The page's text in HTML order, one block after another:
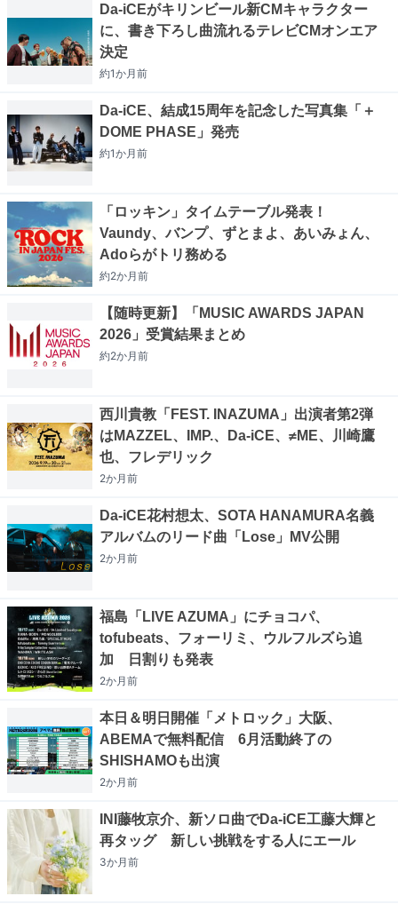
Da-iCEがキリンビール新CMキャラクター
に、書き下ろし曲流れるテレビCMオンエア
決定
約1か月前
Da-iCE、結成15周年を記念した写真集「＋
DOME PHASE」発売
約1か月前
「ロッキン」タイムテーブル発表！
Vaundy、バンプ、ずとまよ、あいみょん、
Adoらがトリ務める
約2か月前
【随時更新】「MUSIC AWARDS JAPAN
2026」受賞結果まとめ
約2か月前
西川貴教「FEST. INAZUMA」出演者第2弾
はMAZZEL、IMP.、Da-iCE、≠ME、川崎鷹
也、フレデリック
2か月前
Da-iCE花村想太、SOTA HANAMURA名義
アルバムのリード曲「Lose」MV公開
2か月前
福島「LIVE AZUMA」にチョコパ、
tofubeats、フォーリミ、ウルフルズら追
加 日割りも発表
2か月前
本日＆明日開催「メトロック」大阪、
ABEMAで無料配信 6月活動終了の
SHISHAMOも出演
2か月前
INI藤牧京介、新ソロ曲でDa-iCE工藤大輝と
再タッグ 新しい挑戦をする人にエール
3か月前